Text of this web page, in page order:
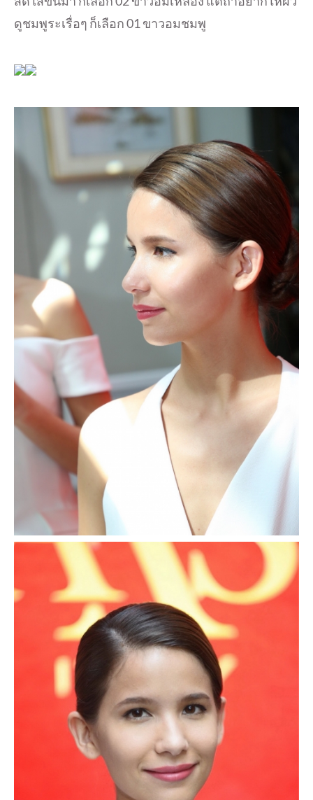
ดูชมพูระเรื่อๆ ก็เลือก 01 ขาวอมชมพู